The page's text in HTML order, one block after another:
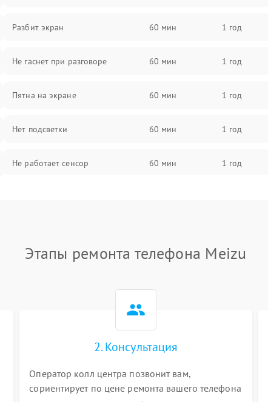
Разбит экран 60 мин 1 год
Не гаснет при разговоре 60 мин 1 год
Пятна на экране 60 мин 1 год
Нет подсветки 60 мин 1 год
Не работает сенсор 60 мин 1 год
Не работает Face ID 60 мин
Этапы ремонта телефона Meizu
2. Консультация
Оператор колл центра позвонит вам,
сориентирует по цене ремонта вашего телефона